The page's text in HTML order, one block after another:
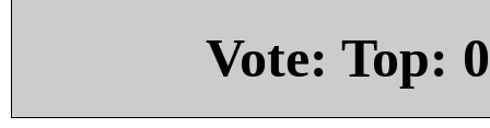
Vote: Top: 0